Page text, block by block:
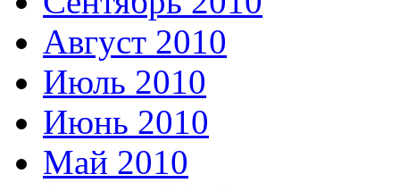
Август 2010
Июль 2010
Июнь 2010
Май 2010